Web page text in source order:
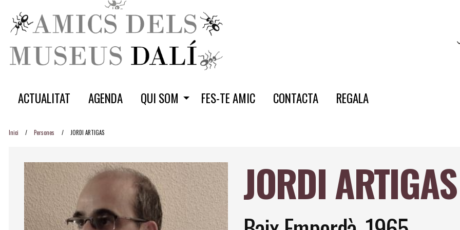
ACTUALITAT AGENDA QUI SOM FES-TE AMIC CONTACTA REGALA
Inici Persones JORDI ARTIGAS
JORDI ARTIGAS